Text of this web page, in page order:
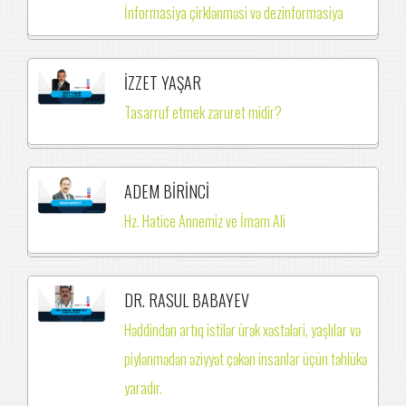
İnformasiya çirklənməsi və dezinformasiya
İZZET YAŞAR
Tasarruf etmek zaruret midir?
ADEM BİRİNCİ
Hz. Hatice Annemiz ve İmam Ali
DR. RASUL BABAYEV
Həddindən artıq istilər ürək xəstələri, yaşlılar və
piylənmədən əziyyət çəkən insanlar üçün təhlükə
yaradır.